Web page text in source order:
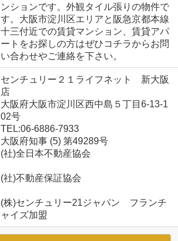
ンションです。外観タイル張りの物件で
す。大阪市淀川区エリアと阪急京都本線
十三付近での賃貸マンション、賃貸アパ
ートをお探しの方はぜひコチラからお問
い合わせやご連絡を下さい。
センチュリー２１ライフネット 新大阪
店
大阪府大阪市淀川区西中島５丁目6-13-1
02号
TEL:06-6886-7933
大阪府知事 (5) 第49289号
(社)全日本不動産協会
(社)不動産保証協会
(株)センチュリー21ジャパン フランチ
ャイズ加盟